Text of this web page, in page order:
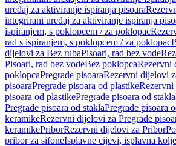
uređaj za aktiviranje ispiranja pisoara
integrirani uređaj za aktiviranje ispiranja
ispiranjem, s poklopcem / za poklopac
rad s ispiranjem, s poklopcem / za poklopac
dijelovi za Bez rubaPisoari, rad bez vode
Pisoari, rad bez vodeBez poklopcaRezervni
poklopcaPregrade pisoaraRezervni dijelovi
pisoaraPregrade pisoara od plastikeRezervni
pisoara od plastikePregrade pisoara od stakla
Pregrade pisoara od staklaPregrade pisoara
keramikeRezervni dijelovi za Pregrade
keramikePriborRezervni dijelovi za Pribor
pribor za sifoneIsplavne cijevi, isplavna